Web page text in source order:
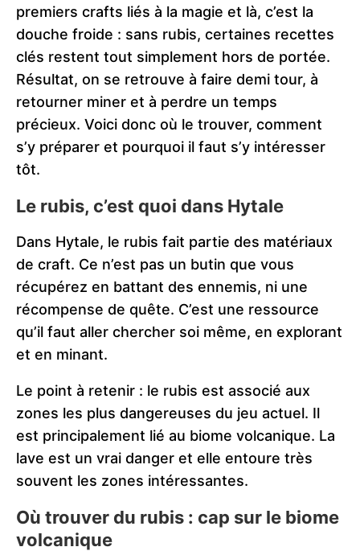
premiers crafts liés à la magie et là, c’est la
douche froide : sans rubis, certaines recettes
clés restent tout simplement hors de portée.
Résultat, on se retrouve à faire demi tour, à
retourner miner et à perdre un temps
précieux. Voici donc où le trouver, comment
s’y préparer et pourquoi il faut s’y intéresser
tôt.
Le rubis, c’est quoi dans Hytale
Dans Hytale, le rubis fait partie des matériaux
de craft. Ce n’est pas un butin que vous
récupérez en battant des ennemis, ni une
récompense de quête. C’est une ressource
qu’il faut aller chercher soi même, en explorant
et en minant.
Le point à retenir : le rubis est associé aux
zones les plus dangereuses du jeu actuel. Il
est principalement lié au biome volcanique. La
lave est un vrai danger et elle entoure très
souvent les zones intéressantes.
Où trouver du rubis : cap sur le biome
volcanique